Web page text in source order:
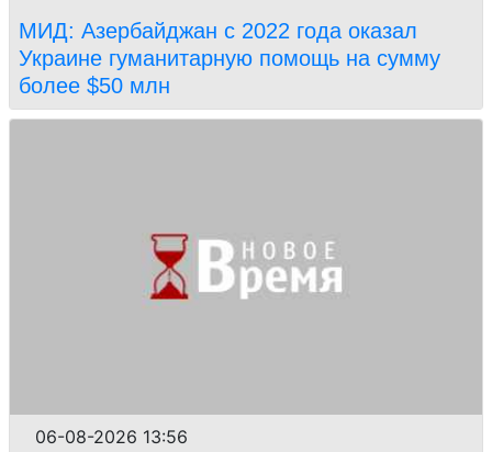
МИД: Азербайджан с 2022 года оказал
Украине гуманитарную помощь на сумму
более $50 млн
06-08-2026 13:56